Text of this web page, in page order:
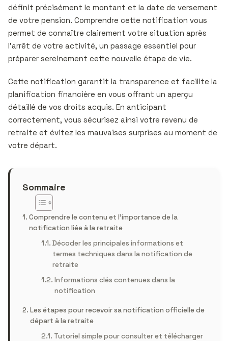
définit précisément le montant et la date de versement
de votre pension. Comprendre cette notification vous
permet de connaître clairement votre situation après
l’arrêt de votre activité, un passage essentiel pour
préparer sereinement cette nouvelle étape de vie.
Cette notification garantit la transparence et facilite la
planification financière en vous offrant un aperçu
détaillé de vos droits acquis. En anticipant
correctement, vous sécurisez ainsi votre revenu de
retraite et évitez les mauvaises surprises au moment de
votre départ.
Sommaire
Comprendre le contenu et l’importance de la
notification liée à la retraite
Décoder les principales informations et
termes techniques dans la notification de
retraite
Informations clés contenues dans la
notification
Les étapes pour recevoir sa notification officielle de
départ à la retraite
Tutoriel simple pour consulter et télécharger